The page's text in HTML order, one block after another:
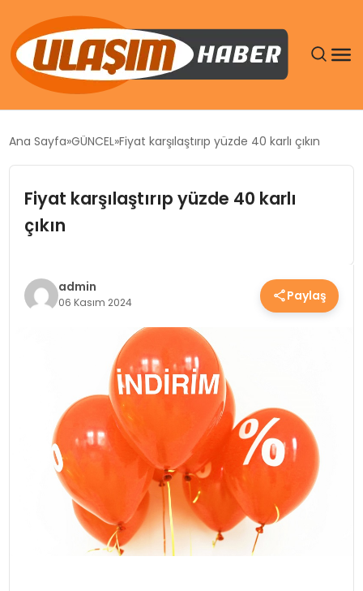
DÜNYA
SPOR
YAŞAM
Ana Sayfa GÜNCEL Fiyat karşılaştırıp yüzde 40 karlı çıkın
Fiyat karşılaştırıp yüzde 40 karlı
çıkın
admin
06 Kasım 2024 Paylaş